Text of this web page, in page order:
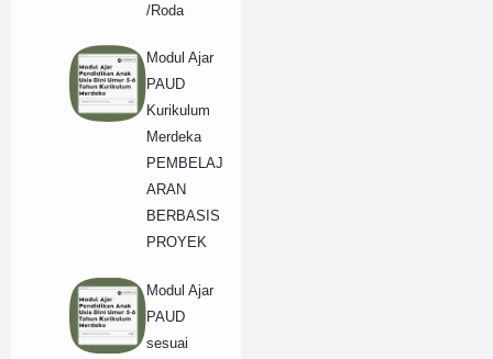
/Roda
Modul Ajar
PAUD
Kurikulum
Merdeka
PEMBELAJ
ARAN
BERBASIS
PROYEK
Modul Ajar
PAUD
sesuai